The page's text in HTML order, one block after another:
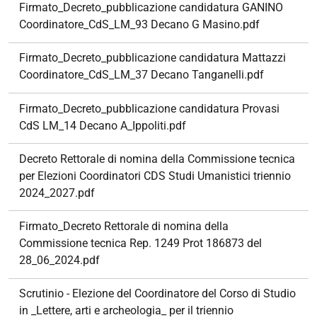
Firmato_Decreto_pubblicazione candidatura GANINO
Coordinatore_CdS_LM_93 Decano G Masino.pdf
Firmato_Decreto_pubblicazione candidatura Mattazzi
Coordinatore_CdS_LM_37 Decano Tanganelli.pdf
Firmato_Decreto_pubblicazione candidatura Provasi
CdS LM_14 Decano A_Ippoliti.pdf
Decreto Rettorale di nomina della Commissione tecnica
per Elezioni Coordinatori CDS Studi Umanistici triennio
2024_2027.pdf
Firmato_Decreto Rettorale di nomina della
Commissione tecnica Rep. 1249 Prot 186873 del
28_06_2024.pdf
Scrutinio - Elezione del Coordinatore del Corso di Studio
in _Lettere, arti e archeologia_ per il triennio